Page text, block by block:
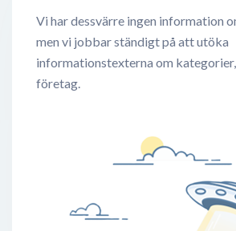
Vi har dessvärre ingen information
men vi jobbar ständigt på att utöka
informationstexterna om
företag.